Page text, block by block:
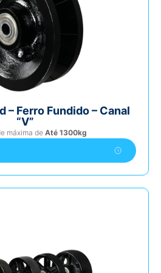
– Ferro Fundido – Canal
“V”
máxima de Até 1300kg